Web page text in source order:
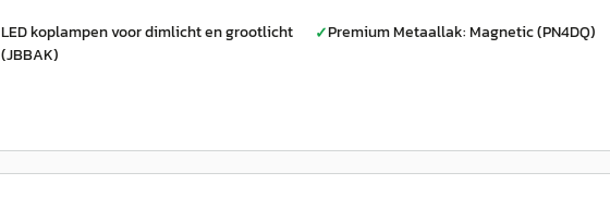
LED koplampen voor dimlicht en grootlicht
(JBBAK)
✓Premium Metaallak: Magnetic (PN4DQ)